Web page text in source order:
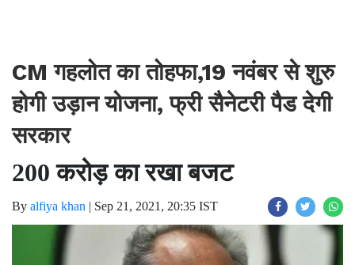
CM गहलोत का तोहफा,19 नवंबर से शुरु
होगी उड़ान योजना, फ्री सैनेटरी पैड देगी
सरकार
200 करोड़ का रखा बजट
By alfiya khan | Sep 21, 2021, 20:35 IST